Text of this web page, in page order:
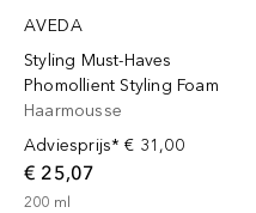
AVEDA
Styling Must-Haves
Phomollient Styling Foam
Haarmousse
Adviesprijs* € 31,00
€ 25,07
200 ml